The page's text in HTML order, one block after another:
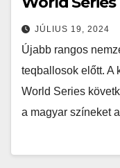
JÚLIUS 19, 2024
Újabb rangos
teqballosok előtt. A
World Series
a magyar színeket